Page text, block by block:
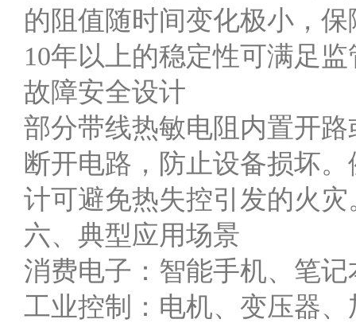
的阻值随时间变化极小，
10年以上的稳定性可满足
故障安全设计
部分带线热敏电阻内置开
断开电路，防止设备损坏
计可避免热失控引发的火灾
六、典型应用场景
消费电子：智能手机、笔
工业控制：电机、变压器